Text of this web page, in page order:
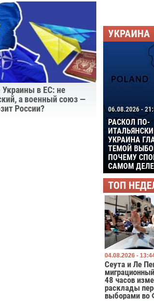
Украины в ЕС: не
а военный союз —
России?
УКРАИНА
06.08.2026 -
РАСКОЛ ПО-
УКРАИНА
ТЕМОЙ
ПОЧЕМУ
САМОМ ДЕЛЕ
ТОП
04.08.2026 -
Сеута и Ле
48 часов
расклады
выборами во